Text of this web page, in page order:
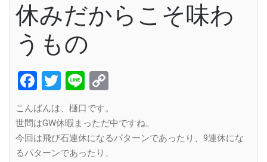
休みだからこそ味わ
うもの
Facebook
Twitter
Line
こんばんは、樋口です。
世間はGW休暇まっただ中ですね。
今回は飛び石連休になるパターンであったり、9連休にな
るパターンであったり、